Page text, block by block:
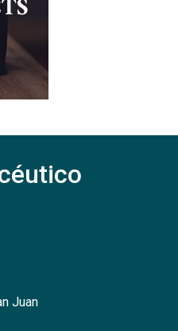
Juan